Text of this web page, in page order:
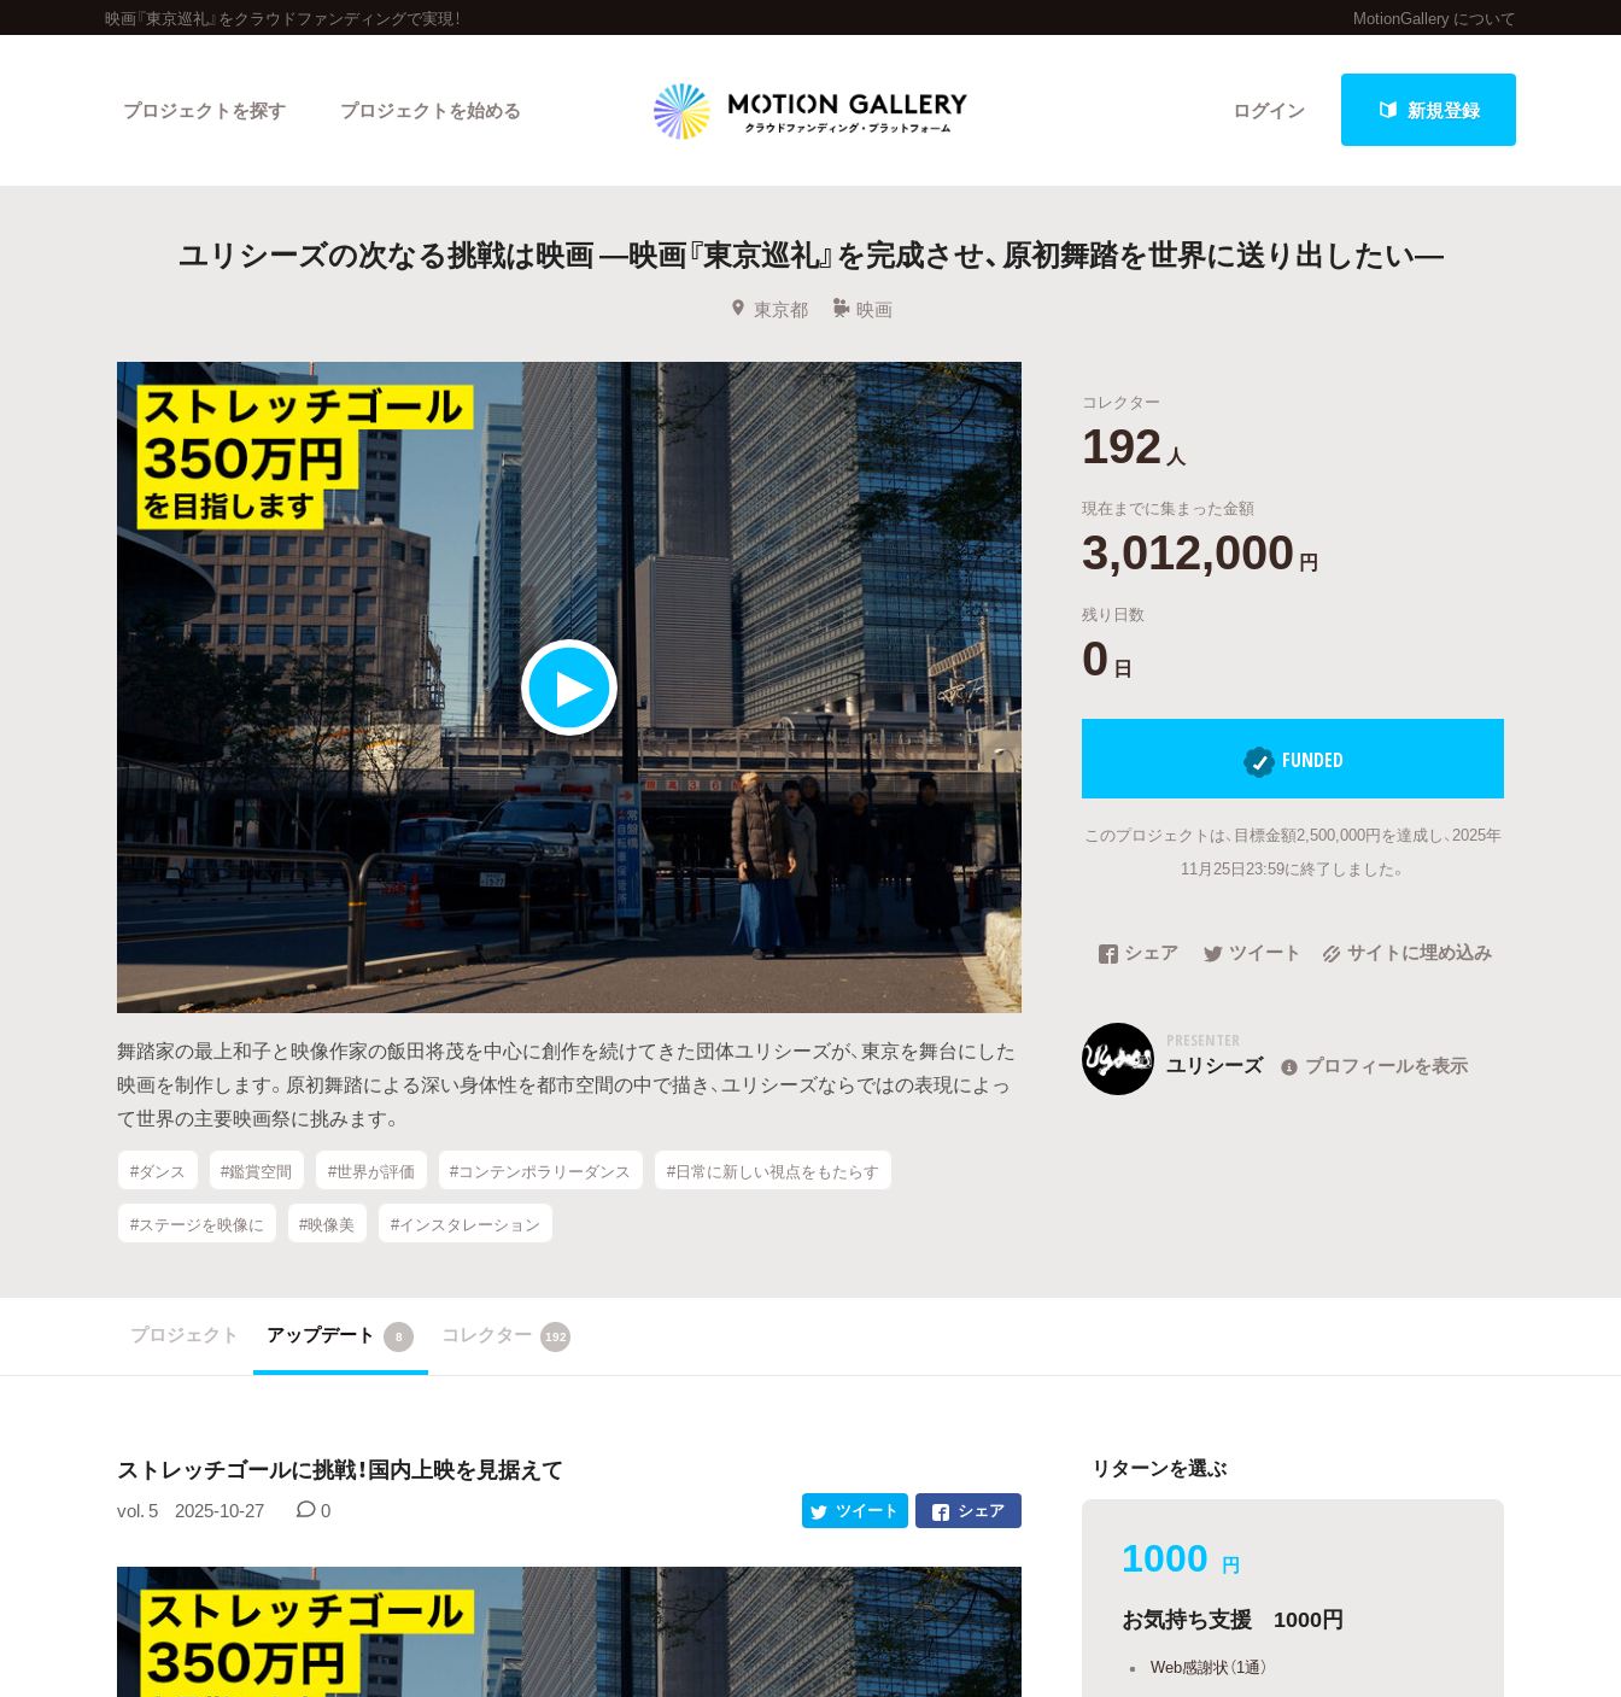
映画『東京巡礼』をクラウドファンディングで実現！ MotionGallery について
ログイン 新規登録
プロジェクトを探す
人気のプロジェクト 新着プロジェクト 終了間近のプロジェクト
Feature
カテゴリーから探す タグから探す キュレーターから探す 特集から探す 最新進捗報告から探す
Legendary
最新達成プロジェクト 調達額が大きいプロジェクト
プロジェクトを始める
ユリシーズの次なる挑戦は映画 ―映画『東京巡礼』を完成させ、原初舞踏を世界に送り出したい―
東京都 映画
舞踏家の最上和子と映像作家の飯田将茂を中心に創作を続けてきた団体ユリシーズが、東京を舞台にした
映画を制作します。原初舞踏による深い身体性を都市空間の中で描き、ユリシーズならではの表現によっ
て世界の主要映画祭に挑みます。
#ダンス #鑑賞空間 #世界が評価 #コンテンポラリーダンス #日常に新しい視点をもたらす
#ステージを映像に #映像美 #インスタレーション
コレクター
192 人
現在までに集まった金額
3,012,000 円
残り日数
0 日
FUNDED
このプロジェクトは、目標金額2,500,000円を達成し、2025年
11月25日23:59に終了しました。
シェア ツイート サイトに埋め込み
PRESENTER
ユリシーズ プロフィールを表示
プロジェクト アップデート 8 コレクター 192
ストレッチゴールに挑戦！国内上映を見据えて
vol. 5 2025-10-27 0 シェア
ツイート
リターンを選ぶ
1000 円
お気持ち支援 1000円
Web感謝状（1通）